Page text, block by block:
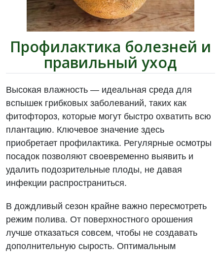
Профилактика болезней и
правильный уход
Высокая влажность — идеальная среда для
вспышек грибковых заболеваний, таких как
фитофтороз, которые могут быстро охватить всю
плантацию. Ключевое значение здесь
приобретает профилактика. Регулярные осмотры
посадок позволяют своевременно выявить и
удалить подозрительные плоды, не давая
инфекции распространиться.
В дождливый сезон крайне важно пересмотреть
режим полива. От поверхностного орошения
лучше отказаться совсем, чтобы не создавать
дополнительную сырость. Оптимальным